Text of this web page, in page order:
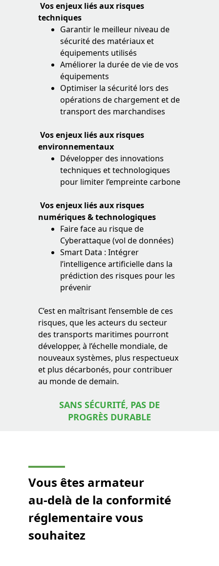
Vos enjeux liés aux risques
techniques
Garantir le meilleur niveau de
sécurité des matériaux et
équipements utilisés
Améliorer la durée de vie de vos
équipements
Optimiser la sécurité lors des
opérations de chargement et de
transport des marchandises
Vos enjeux liés aux risques
environnementaux
Développer des innovations
techniques et technologiques
pour limiter l’empreinte carbone
Vos enjeux liés aux risques
numériques & technologiques
Faire face au risque de
Cyberattaque (vol de données)
Smart Data : Intégrer
l’intelligence artificielle dans la
prédiction des risques pour les
prévenir
C’est en maîtrisant l’ensemble de ces
risques, que les acteurs du secteur
des transports maritimes pourront
développer, à l’échelle mondiale, de
nouveaux systèmes, plus respectueux
et plus décarbonés, pour contribuer
au monde de demain.
SANS SÉCURITÉ, PAS DE
PROGRÈS DURABLE
Vous êtes armateur
au-delà de la conformité
réglementaire vous
souhaitez